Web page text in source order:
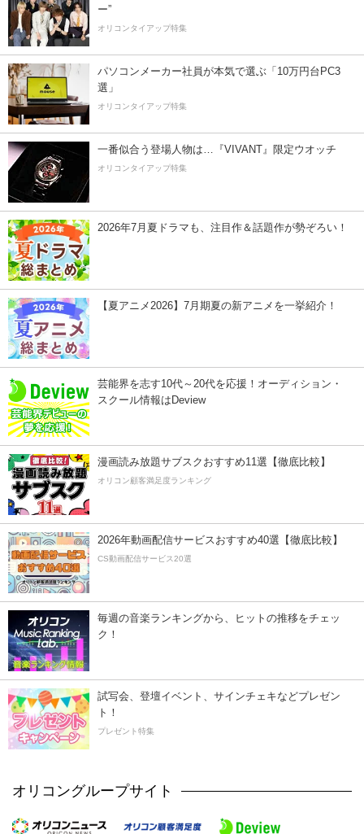
ー”
オリコンタイアップ特集
パソコンメーカー社員が本気で選ぶ「10万円台PC3
選」
オリコンタイアップ特集
一番似合う登場人物は…『VIVANT』限定ウオッチ
オリコンタイアップ特集
2026年7月夏ドラマも、注目作＆話題作が勢ぞろい！
【夏アニメ2026】7月期夏の新アニメを一挙紹介！
芸能界を志す10代～20代を応援！オーディション・
スクール情報はDeview
漫画読み放題サブスクおすすめ11選【徹底比較】
オリコン顧客満足度ランキング
2026年動画配信サービスおすすめ40選【徹底比較】
CS動画配信サービス20選
毎週の音楽ランキングから、ヒットの推移をチェッ
ク！
試写会、登壇イベント、サインチェキなどプレゼン
ト！
プレゼント特集
オリコングループサイト